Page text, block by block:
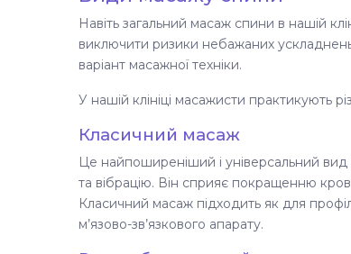
Навіть загальний масаж спини в нашій
виключити ризики небажаних
варіант масажної техніки.
У нашій клініці масажисти практикують
Класичний масаж
Це найпоширеніший і універсальний
та вібрацію. Він сприяє покращенню
Класичний масаж підходить як для
м’язово-зв’язкового апарату.